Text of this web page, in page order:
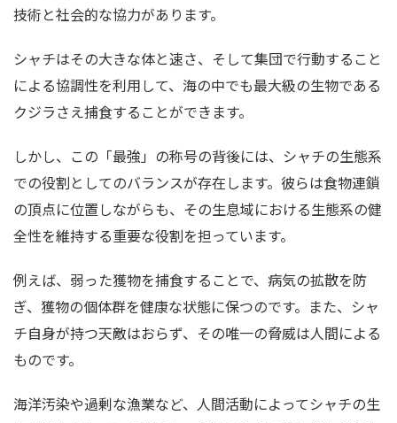
技術と社会的な協力があります。
シャチはその大きな体と速さ、そして集団で行動すること
による協調性を利用して、海の中でも最大級の生物である
クジラさえ捕食することができます。
しかし、この「最強」の称号の背後には、シャチの生態系
での役割としてのバランスが存在します。彼らは食物連鎖
の頂点に位置しながらも、その生息域における生態系の健
全性を維持する重要な役割を担っています。
例えば、弱った獲物を捕食することで、病気の拡散を防
ぎ、獲物の個体群を健康な状態に保つのです。また、シャ
チ自身が持つ天敵はおらず、その唯一の脅威は人間による
ものです。
海洋汚染や過剰な漁業など、人間活動によってシャチの生